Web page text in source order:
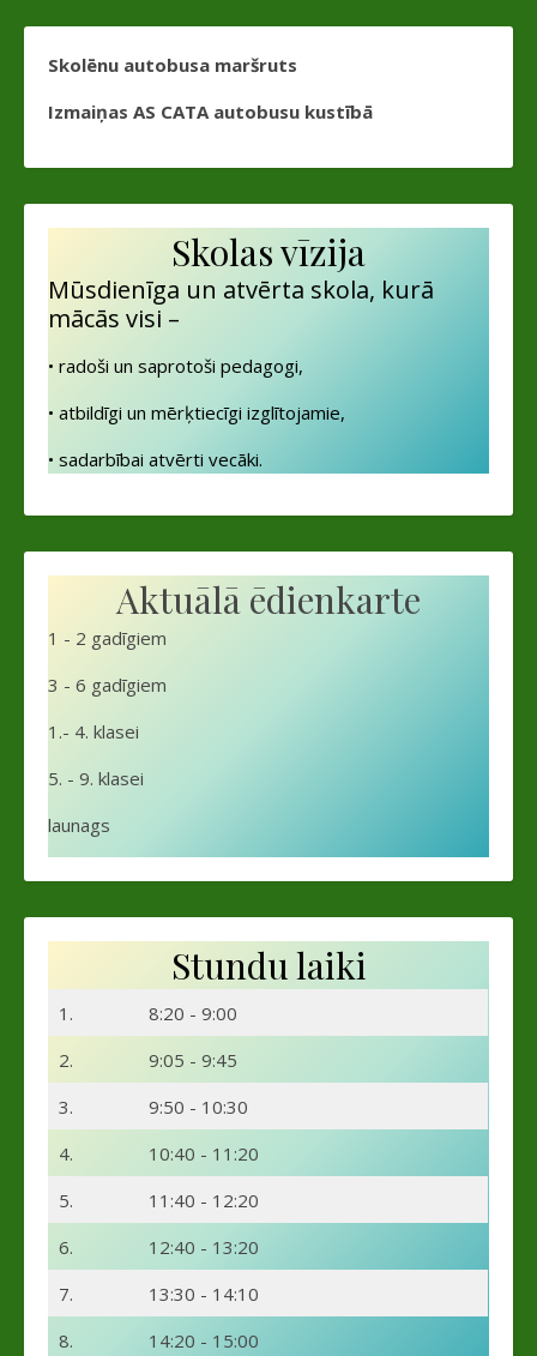
Skolēnu autobusa maršruts
Izmaiņas AS CATA autobusu kustībā
Skolas vīzija
Mūsdienīga un atvērta skola, kurā
mācās visi –
• radoši un saprotoši pedagogi,
• atbildīgi un mērķtiecīgi izglītojamie,
• sadarbībai atvērti vecāki.
Aktuālā ēdienkarte
1 - 2 gadīgiem
3 - 6 gadīgiem
1.- 4. klasei
5. - 9. klasei
launags
Stundu laiki
1.
8:20 - 9:00
2.
9:05 - 9:45
3.
9:50 - 10:30
4.
10:40 - 11:20
5.
11:40 - 12:20
6.
12:40 - 13:20
7.
13:30 - 14:10
8.
14:20 - 15:00